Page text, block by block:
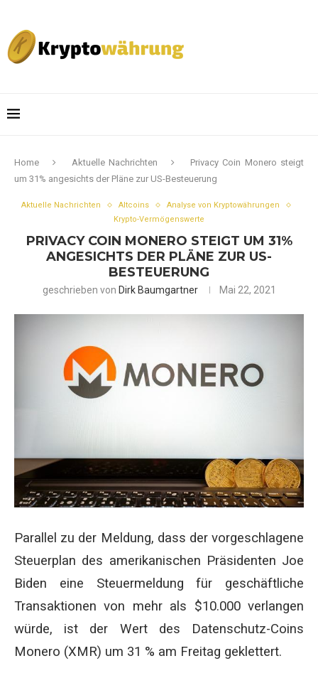
Home Aktuelle Nachrichten
Privacy Coin Monero steigt
um 31% angesichts der Pläne zur US-Besteuerung
Aktuelle Nachrichten Altcoins
Analyse von Kryptowährungen
Krypto-Vermögenswerte
PRIVACY COIN MONERO STEIGT UM 31%
ANGESICHTS DER PLÄNE ZUR US-
BESTEUERUNG
geschrieben von Dirk Baumgartner Mai 22, 2021
Parallel zu der Meldung, dass der vorgeschlagene
Steuerplan des amerikanischen Präsidenten Joe
Biden eine Steuermeldung für geschäftliche
Transaktionen von mehr als $10.000 verlangen
würde, ist der Wert des Datenschutz-Coins
Monero (XMR) um 31 % am Freitag geklettert.